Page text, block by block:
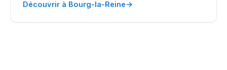
Découvrir à Bourg-la-Reine→